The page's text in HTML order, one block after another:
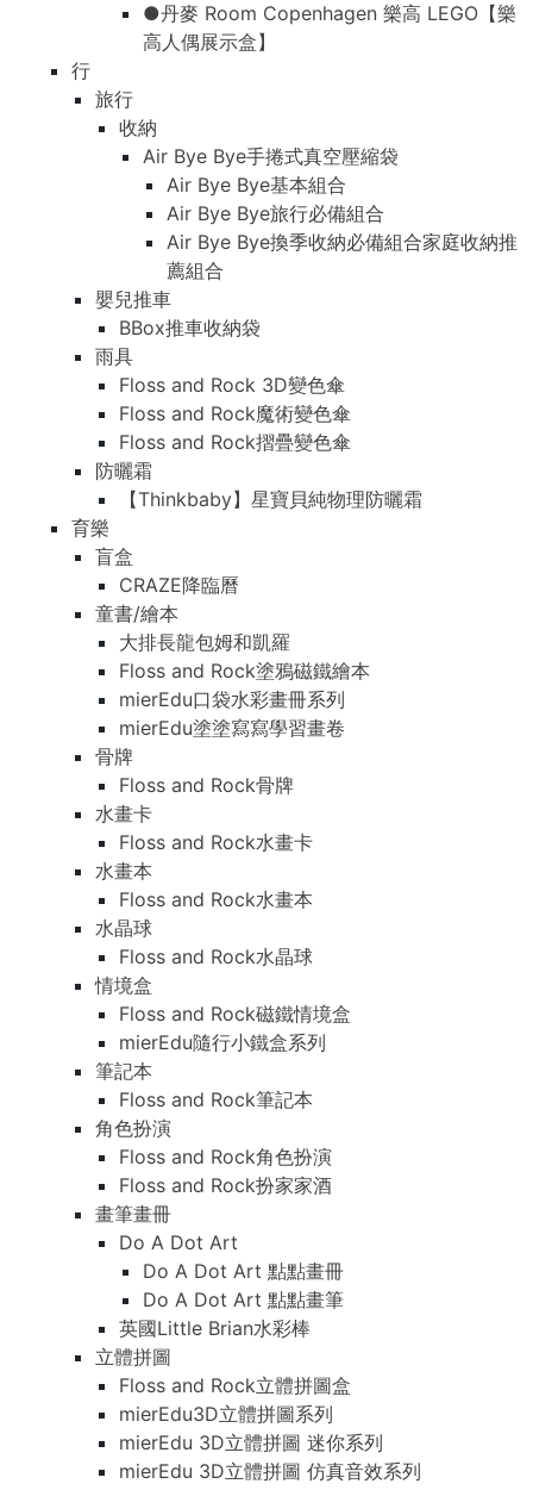
●丹麥 Room Copenhagen 樂高 LEGO【樂
高人偶展示盒】
行
旅行
收納
Air Bye Bye手捲式真空壓縮袋
Air Bye Bye基本組合
Air Bye Bye旅行必備組合
Air Bye Bye換季收納必備組合家庭收納推
薦組合
嬰兒推車
BBox推車收納袋
雨具
Floss and Rock 3D變色傘
Floss and Rock魔術變色傘
Floss and Rock摺疊變色傘
防曬霜
【Thinkbaby】星寶貝純物理防曬霜
育樂
盲盒
CRAZE降臨曆
童書/繪本
大排長龍包姆和凱羅
Floss and Rock塗鴉磁鐵繪本
mierEdu口袋水彩畫冊系列
mierEdu塗塗寫寫學習畫卷
骨牌
Floss and Rock骨牌
水畫卡
Floss and Rock水畫卡
水畫本
Floss and Rock水畫本
水晶球
Floss and Rock水晶球
情境盒
Floss and Rock磁鐵情境盒
mierEdu隨行小鐵盒系列
筆記本
Floss and Rock筆記本
角色扮演
Floss and Rock角色扮演
Floss and Rock扮家家酒
畫筆畫冊
Do A Dot Art
Do A Dot Art 點點畫冊
Do A Dot Art 點點畫筆
英國Little Brian水彩棒
立體拼圖
Floss and Rock立體拼圖盒
mierEdu3D立體拼圖系列
mierEdu 3D立體拼圖 迷你系列
mierEdu 3D立體拼圖 仿真音效系列